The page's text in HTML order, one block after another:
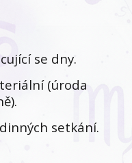
se dny.
(úroda
setkání.